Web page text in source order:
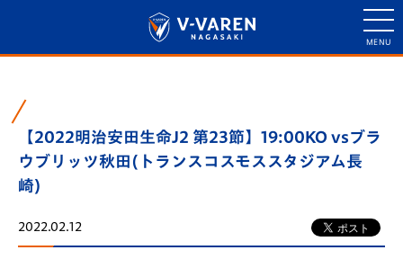
【2022明治安田生命J2 第23節】19:00KO vsブラ
ウブリッツ秋田(トランスコスモススタジアム長
崎)
2022.02.12